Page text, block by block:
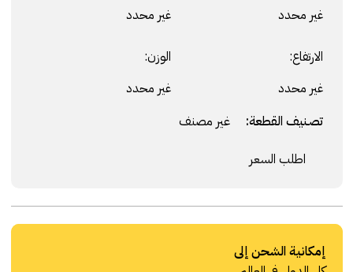
غير محدد
غير محدد
الارتفاع:
غير محدد
الوزن:
غير محدد
تصنيف القطعة: غير مصنف
اطلب السعر
إمكانية الشحن إلى